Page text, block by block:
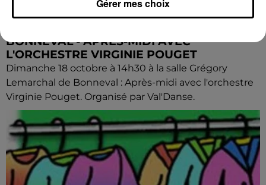
BONNEVAL - APRÈS-MIDI AVEC
L'ORCHESTRE VIRGINIE POUGET
Dimanche 18 octobre à 14h30 à la salle Grégory
Lemarchal de Bonneval : Après-midi avec l'orchestre
Virginie Pouget. Organisé par Val'Danse.
Gérer mes choix